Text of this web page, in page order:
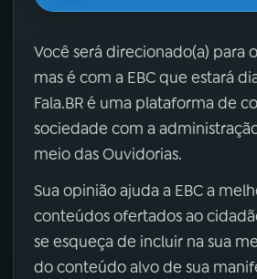
Você será direcionado(a) para
mas é com a EBC que estará
Fala.BR é uma plataforma de
sociedade com a
meio das Ouvidorias.
Sua opinião ajuda a EBC a
conteúdos ofertados ao
se esqueça de incluir na sua
do conteúdo alvo de sua